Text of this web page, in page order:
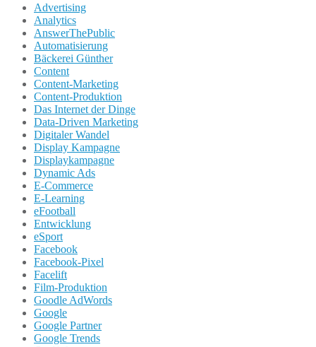
Advertising
Analytics
AnswerThePublic
Automatisierung
Bäckerei Günther
Content
Content-Marketing
Content-Produktion
Das Internet der Dinge
Data-Driven Marketing
Digitaler Wandel
Display Kampagne
Displaykampagne
Dynamic Ads
E-Commerce
E-Learning
eFootball
Entwicklung
eSport
Facebook
Facebook-Pixel
Facelift
Film-Produktion
Goodle AdWords
Google
Google Partner
Google Trends